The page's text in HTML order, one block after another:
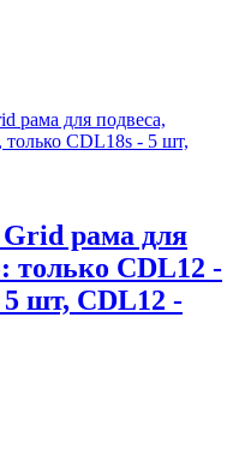
рама для
только CDL12 -
шт, CDL12 -